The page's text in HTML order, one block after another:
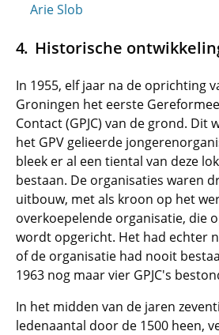
Arie Slob
Historische
In 1955, elf jaar na de oprichting
Groningen het eerste
Contact (GPJC) van de grond. Dit
het GPV gelieerde
bleek er al een tiental van deze
bestaan. De organisaties waren
uitbouw, met als kroon op het
overkoepelende organisatie, die
wordt opgericht. Het had echter
of de organisatie had nooit
1963 nog maar vier GPJC's
In het midden van de jaren
ledenaantal door de 1500 heen,